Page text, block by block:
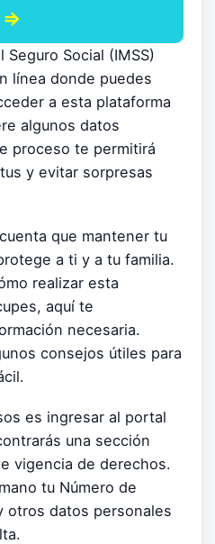
⇒
Social (IMSS)
línea donde puedes
a esta plataforma
algunos datos
proceso te permitirá
y evitar sorpresas
que mantener tu
a ti y a tu familia.
realizar esta
aquí te
necesaria.
consejos útiles para
es ingresar al portal
una sección
vigencia de derechos.
tu Número de
otros datos personales